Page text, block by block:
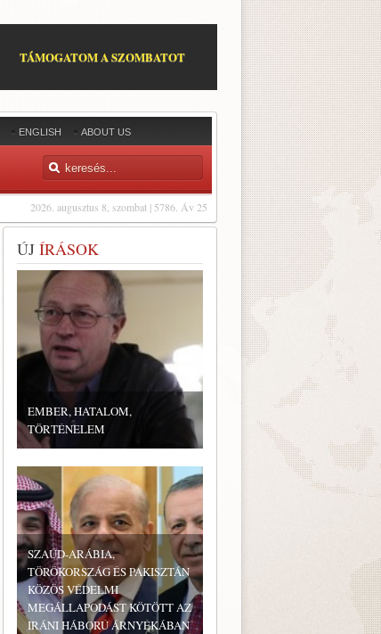
TÁMOGATOM A SZOMBATOT
ENGLISH ABOUT US
2026. augusztus 8, szombat | 5786. Áv 25
ÚJ ÍRÁSOK
EMBER, HATALOM,
TÖRTÉNELEM
SZAÚD-ARÁBIA,
TÖRÖKORSZÁG ÉS PAKISZTÁN
KÖZÖS VÉDELMI
MEGÁLLAPODÁST KÖTÖTT AZ
IRÁNI HÁBORÚ ÁRNYÉKÁBAN